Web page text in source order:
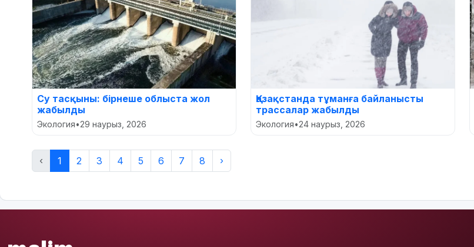
Су тасқыны: бірнеше облыста жол
жабылды
Экология•29 наурыз, 2026
Қазақстанда тұманға байланысты
трассалар жабылды
Экология•24 наурыз, 2026
‹ 1 2 3 4 5 6 7 8 ›